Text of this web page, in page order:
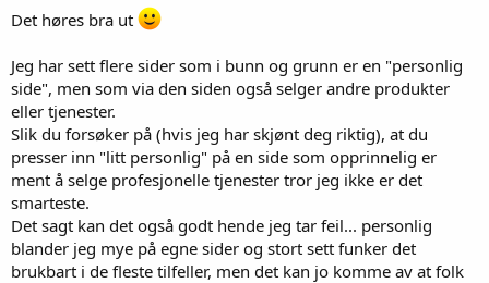
Det høres bra ut
Jeg har sett flere sider som i bunn og grunn er en "personlig
side", men som via den siden også selger andre produkter
eller tjenester.
Slik du forsøker på (hvis jeg har skjønt deg riktig), at du
presser inn "litt personlig" på en side som opprinnelig er
ment å selge profesjonelle tjenester tror jeg ikke er det
smarteste.
Det sagt kan det også godt hende jeg tar feil... personlig
blander jeg mye på egne sider og stort sett funker det
brukbart i de fleste tilfeller, men det kan jo komme av at folk